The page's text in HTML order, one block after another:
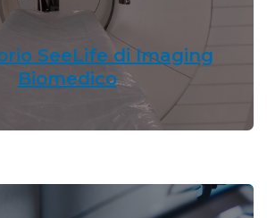
SeeLife di Imaging
Biomedico